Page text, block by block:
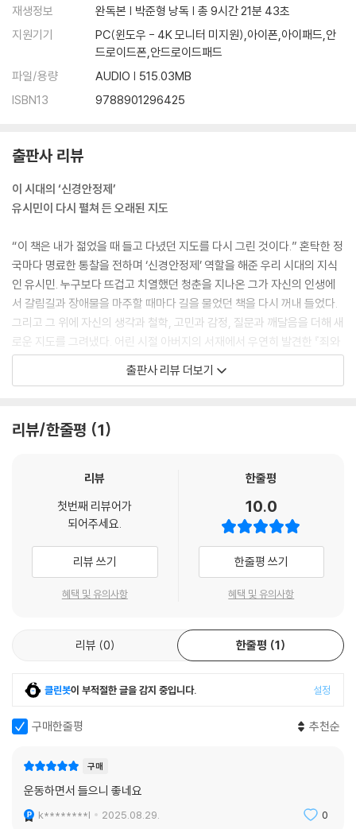
-다윈과 월리스, 진화론의 동시 발견
-이타적 인간의 가능성
-부(富)는 그 자체가 목적이다
-일부러 낭비하는 사람들
-지구상에서 가장 고독했던 경제학자
12. 문명이 발전해도 빈곤이 사라지지 않는 이유 : 헨리 조지, 『진보와 빈
곤』
-뉴욕에 재림한 리카도
-꿈을 일깨우는 성자(聖者)의 책
-타인을 일깨우는 영혼의 외침
명예』
-68혁명과 극우 언론
-언론의 자유는 누구를 위한 것인가
14. 역사의 진보를 믿어도 될까 : E. H. 카, 『역사란 무엇인가』
-랑케를 떠나 카에게로
-진보주의자를 위한 격려와 위로
15. 21세기 문명의 예언서: 존 스튜어트 밀, 『자유론』
-개인 독립 선언
-밀이 『자유론』에서 펼친 이야기
-『자유론』의 공동저자, 해리엇 테일러 밀
-시대를 넘지 못한, 그러나 좋은 사람
재생정보
완독본 | 박준형 낭독 | 총 9시간 21분 43초
지원기기
PC(윈도우 - 4K 모니터 미지원),아이폰,아이패드,안
드로이드폰,안드로이드패드
파일/용량
AUDIO | 515.03MB
ISBN13
9788901296425
출판사 리뷰
이 시대의 ‘신경안정제’
유시민이 다시 펼쳐 든 오래된 지도
“이 책은 내가 젊었을 때 들고 다녔던 지도를 다시 그린 것이다.” 혼탁한 정
국마다 명료한 통찰을 전하며 ‘신경안정제’ 역할을 해준 우리 시대의 지식
인 유시민. 누구보다 뜨겁고 치열했던 청춘을 지나온 그가 자신의 인생에
서 갈림길과 장애물을 마주할 때마다 길을 물었던 책을 다시 꺼내 들었다.
그리고 그 위에 자신의 생각과 철학, 고민과 감정, 질문과 깨달음을 더해 새
로운 지도를 그려냈다. 어린 시절 아버지의 서재에서 우연히 발견한 『죄와
벌』, 침침한 스탠드 불빛 아래 엎드려 몰래 읽었던 『공산당 선언』, 노무현
전 대통령의 가슴 아픈 마지막을 떠올리게 한 『카타리나 블룸의 잃어버린
론』까지. 책 하나하나는 청년 유시민을 만든 원천이다. 『청춘의 독서』는 15
그의 인생 이야기를 만날 수 있는 『청춘의 독서』
유시민의 대표작 중 하나인 『청춘의 독서』는 2009년 처음 출간되어 오랜
시간 꾸준한 사랑을 받아왔다. 이번에는 특별증보판으로 독자들과 새롭게
만난다. 기존 14개 이야기에, 존 스튜어트 밀이 쓴 고전 『자유론』에 관한
로 손봤다. 국내에서 손꼽히는 베스트셀러 작가로 그는, 스물아홉 살에 출
간한 이후 지금까지 100만 부 이상 판매된 『거꾸로 읽는 세계사』를 비롯해
『나의 한국현대사』, 『역사의 역사』, 『국가란 무엇인가』, 『후불제 민주주
의』 등 많은 책을 써왔다. 그간 써온 적지 않은 책 중 가장 큰 애착을 갖고 있
리, 이 책에서는 자기 자신을 솔직하게 드러냈기 때문이다. “책을 읽으면서
썼다.”
그렇기에 그가 젊은 시절 치열하게 고민하고 사유했던 질문, 시간이 지남
에 따라 인간과 역사와 사회를 바라보는 관점이 변화하게 된 과정이 책 곳
출판사 리뷰 더보기
리뷰/한줄평 1
리뷰
첫번째 리뷰어가
되어주세요.
리뷰 쓰기
혜택 및 유의사항
한줄평
10.0
한줄평 쓰기
혜택 및 유의사항
리뷰 0 한줄평 1
클린봇이 부적절한 글을 감지 중입니다. 설정
구매한줄평 추천순
구매
운동하면서 들으니 좋네요
k********l 2025.08.29. 0